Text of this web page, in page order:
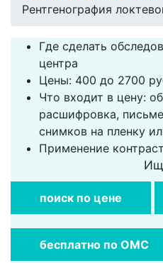
Рентгенография
Где сделать
центра
Цены: 400 до 2700
Что входит в цену:
расшифровка,
снимков на пленку
Применение
поиск по цене
бесплатно по ОМС